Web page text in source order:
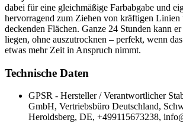
dabei für eine gleichmäßige Farbabgabe und
hervorragend zum Ziehen von kräftigen Linien
deckenden Flächen. Ganze 24 Stunden kann
liegen, ohne auszutrocknen – perfekt, wenn
etwas mehr Zeit in Anspruch nimmt.
Technische Daten
GPSR - Hersteller / Verantwortlicher
GmbH, Vertriebsbüro Deutschland,
Heroldsberg, DE, +499115673238,